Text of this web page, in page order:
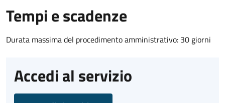
Tempi e scadenze
Durata massima del procedimento amministrativo: 30 giorni
Accedi al servizio